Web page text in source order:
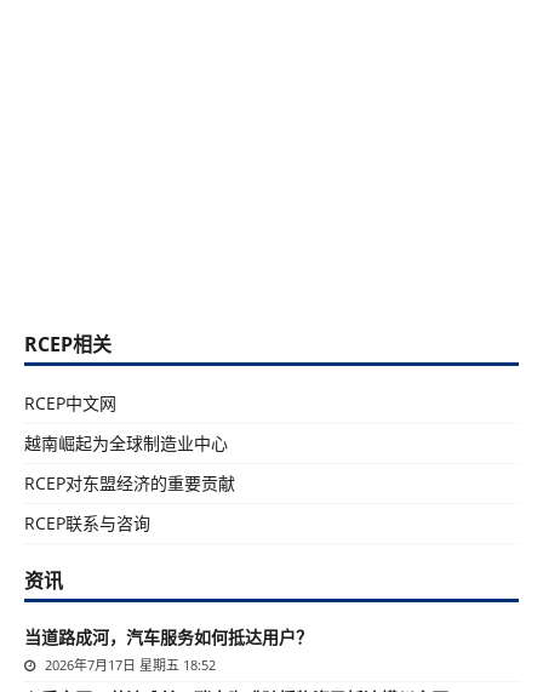
RCEP相关
RCEP中文网
越南崛起为全球制造业中心
RCEP对东盟经济的重要贡献
RCEP联系与咨询
资讯
当道路成河，汽车服务如何抵达用户？
2026年7月17日 星期五 18:52